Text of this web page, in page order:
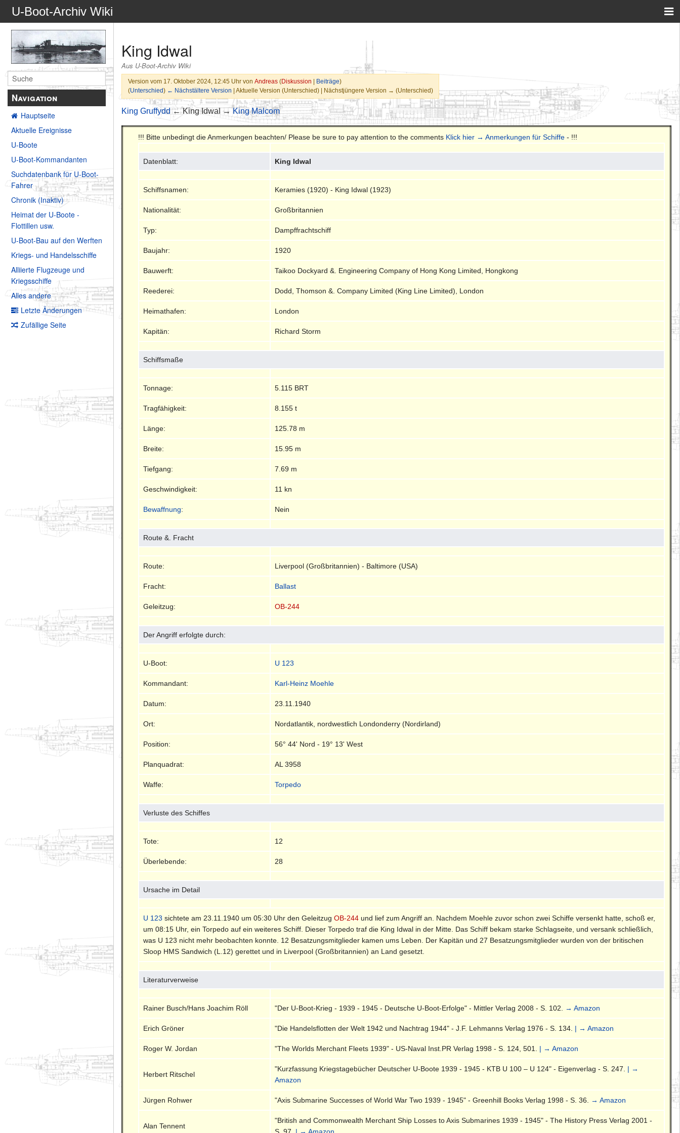
U-Boot-Archiv Wiki
Navigation
Hauptseite
Aktuelle Ereignisse
U-Boote
U-Boot-Kommandanten
Suchdatenbank für U-Boot-
Fahrer
Chronik (Inaktiv)
Heimat der U-Boote -
Flottillen usw.
U-Boot-Bau auf den Werften
Kriegs- und Handelsschiffe
Alliierte Flugzeuge und
Kriegsschiffe
Alles andere
Letzte Änderungen
Zufällige Seite
King Idwal
Aus U-Boot-Archiv Wiki
Version vom 17. Oktober 2024, 12:45 Uhr von Andreas (Diskussion Beiträge)
(Unterschied) ← Nächstältere Version | Aktuelle Version (Unterschied) | Nächstjüngere Version → (Unterschied)
King Gruffydd← King Idwal →King Malcom
!!! Bitte unbedingt die Anmerkungen beachten/ Please be sure to pay attention to the comments Klick hier → Anmerkungen für Schiffe - !!!
Datenblatt: King Idwal
Schiffsnamen: Keramies (1920) - King Idwal (1923)
Nationalität: Großbritannien
Typ: Dampffrachtschiff
Baujahr: 1920
Bauwerft: Taikoo Dockyard &. Engineering Company of Hong Kong Limited, Hongkong
Reederei: Dodd, Thomson &. Company Limited (King Line Limited), London
Heimathafen: London
Kapitän: Richard Storm
Schiffsmaße
Tonnage: 5.115 BRT
Tragfähigkeit: 8.155 t
Länge: 125.78 m
Breite: 15.95 m
Tiefgang: 7.69 m
Geschwindigkeit: 11 kn
Bewaffnung: Nein
Route &. Fracht
Route: Liverpool (Großbritannien) - Baltimore (USA)
Fracht: Ballast
Geleitzug: OB-244
Der Angriff erfolgte durch:
U-Boot: U 123
Kommandant: Karl-Heinz Moehle
Datum: 23.11.1940
Ort: Nordatlantik, nordwestlich Londonderry (Nordirland)
Position: 56° 44' Nord - 19° 13' West
Planquadrat: AL 3958
Waffe: Torpedo
Verluste des Schiffes
Tote: 12
Überlebende: 28
Ursache im Detail
U 123 sichtete am 23.11.1940 um 05:30 Uhr den GeleitzugOB-244 und lief zum Angriff an. Nachdem Moehle zuvor schon zwei Schiffe versenkt hatte, schoß er,
um 08:15 Uhr, ein Torpedo auf ein weiteres Schiff. Dieser Torpedo traf die King Idwal in der Mitte. Das Schiff bekam starke Schlagseite, und versank schließlich,
was U 123 nicht mehr beobachten konnte. 12 Besatzungsmitglieder kamen ums Leben. Der Kapitän und 27 Besatzungsmitglieder wurden von der britischen
Sloop HMS Sandwich (L.12) gerettet und in Liverpool (Großbritannien) an Land gesetzt.
Literaturverweise
Rainer Busch/Hans Joachim Röll "Der U-Boot-Krieg - 1939 - 1945 - Deutsche U-Boot-Erfolge" - Mittler Verlag 2008 - S. 102. → Amazon
Erich Gröner "Die Handelsflotten der Welt 1942 und Nachtrag 1944" - J.F. Lehmanns Verlag 1976 - S. 134. | → Amazon
Roger W. Jordan "The Worlds Merchant Fleets 1939" - US-Naval Inst.PR Verlag 1998 - S. 124, 501. | → Amazon
Herbert Ritschel
"Kurzfassung Kriegstagebücher Deutscher U-Boote 1939 - 1945 - KTB U 100 – U 124" - Eigenverlag - S. 247. | →
Amazon
Jürgen Rohwer "Axis Submarine Successes of World War Two 1939 - 1945" - Greenhill Books Verlag 1998 - S. 36. → Amazon
Alan Tennent
"British and Commonwealth Merchant Ship Losses to Axis Submarines 1939 - 1945" - The History Press Verlag 2001 -